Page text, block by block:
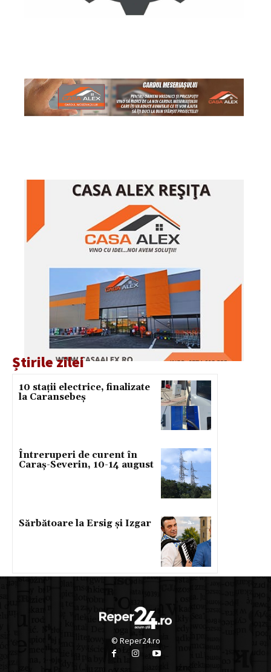
Știrile zilei
10 stații electrice, finalizate
la Caransebeș
Întreruperi de curent în
Caraș-Severin, 10-14 august
Sărbătoare la Ersig și Izgar
© Reper24.ro